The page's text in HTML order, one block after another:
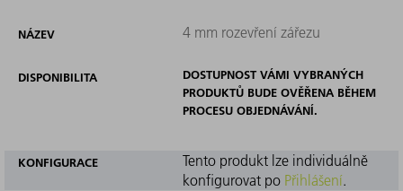
NÁZEV 4 mm rozevření zářezu
DISPONIBILITA
DOSTUPNOST VÁMI VYBRANÝCH
PRODUKTŮ BUDE OVĚŘENA BĚHEM
PROCESU OBJEDNÁVÁNÍ.
KONFIGURACE
Tento produkt lze individuálně
konfigurovat po Přihlášení.